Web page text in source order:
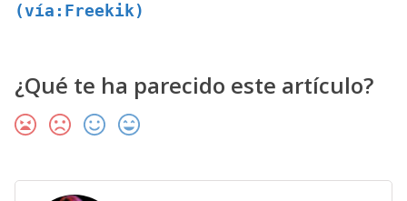
(vía:Freekik)
¿Qué te ha parecido este artículo?